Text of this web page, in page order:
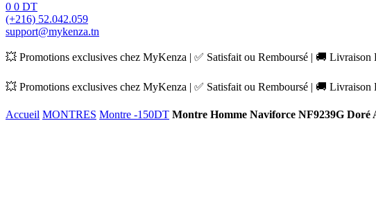
0 0 DT
(+216) 52.042.059
support@mykenza.tn
💥 Promotions exclusives chez MyKenza | ✅ Satisfait ou Remboursé | 🚚
💥 Promotions exclusives chez MyKenza | ✅ Satisfait ou Remboursé | 🚚
Accueil MONTRES Montre -150DT Montre Homme Naviforce NF9239G Doré